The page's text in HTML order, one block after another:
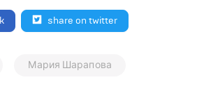
share on twitter
Мария Шарапова